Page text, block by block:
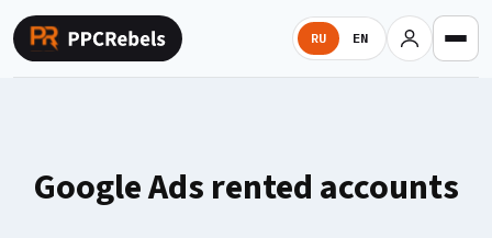
Перейти
содержимому
RU EN
Google Ads rented accounts